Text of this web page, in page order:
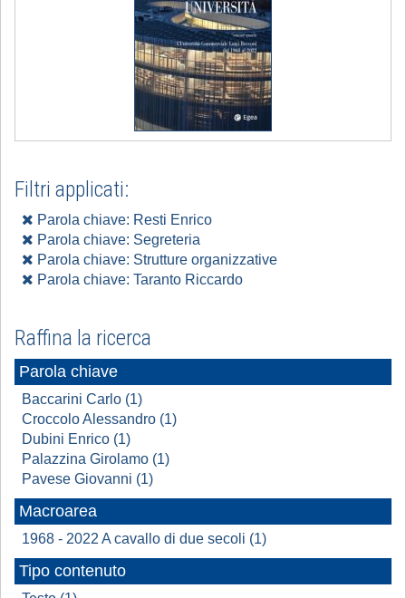
Filtri applicati:
Parola chiave: Resti Enrico
Parola chiave: Segreteria
Parola chiave: Strutture organizzative
Parola chiave: Taranto Riccardo
Raffina la ricerca
Parola chiave
Baccarini Carlo (1)
Croccolo Alessandro (1)
Dubini Enrico (1)
Palazzina Girolamo (1)
Pavese Giovanni (1)
Macroarea
1968 - 2022 A cavallo di due secoli (1)
Tipo contenuto